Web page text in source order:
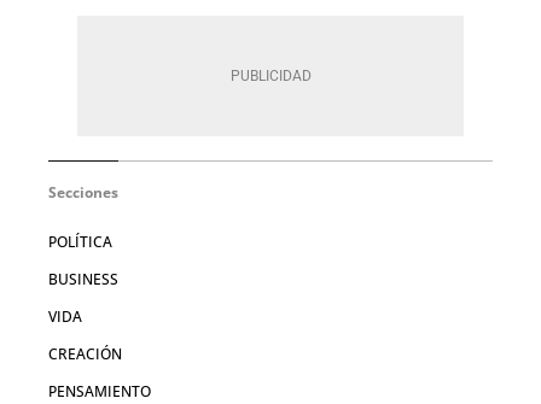
Secciones
POLÍTICA
BUSINESS
VIDA
CREACIÓN
PENSAMIENTO